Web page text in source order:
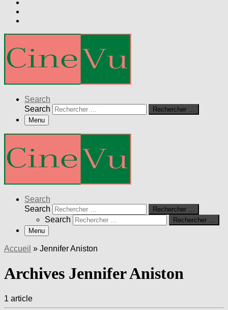
Search
Search
Rechercher …
Menu
Search
Search
Rechercher …
Search
Rechercher …
Menu
Accueil » Jennifer Aniston
Archives Jennifer Aniston
1 article